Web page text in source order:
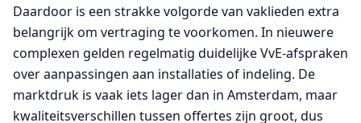
Daardoor is een strakke volgorde van vaklieden extra
belangrijk om vertraging te voorkomen. In nieuwere
complexen gelden regelmatig duidelijke VvE-afspraken
over aanpassingen aan installaties of indeling. De
marktdruk is vaak iets lager dan in Amsterdam, maar
kwaliteitsverschillen tussen offertes zijn groot, dus